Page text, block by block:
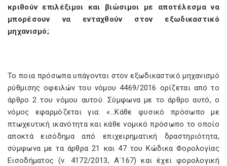
κριθούν επιλέξιμοι και βιώσιμοι με αποτέλεσμα να
μπορέσουν να ενταχθούν στον εξωδικαστικό
μηχανισμό;
Το ποια πρόσωπα υπάγονται στον εξωδικαστικό μηχανισμό
ρύθμισης οφειλών του νόμου 4469/2016 ορίζεται από το
άρθρο 2 του νόμου αυτού. Σύμφωνα με το άρθρο αυτό, ο
νόμος εφαρμόζεται για: «…Κάθε φυσικό πρόσωπο με
πτωχευτική ικανότητα και κάθε νοµικό πρόσωπο το οποίο
αποκτά εισόδημα από επιχειρηματική δραστηριότητα,
σύµφωνα µε τα άρθρα 21 και 47 του Κώδικα Φορολογίας
Εισοδήματος (ν. 4172/2013, Α΄167) και έχει φορολογική